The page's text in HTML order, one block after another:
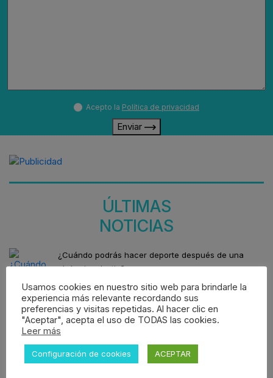
Acepto la Política de privacidad
Enviar
ÚLTIMAS
NOTICIAS
¿Cuándo podrás hacer deporte después de una
abdominoplastia?
30 DE JULIO DE 2026
Programa esa cirugía estética que siempre has
deseado y comienza el curso renovada
24 DE JULIO DE 2026
Usamos cookies en nuestro sitio web para brindarle la
experiencia más relevante recordando sus
preferencias y visitas repetidas. Al hacer clic en
"Aceptar", acepta el uso de TODAS las cookies.
Leer más
Configuración de cookies ACEPTAR